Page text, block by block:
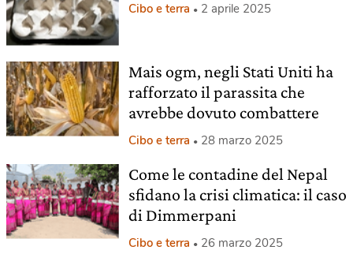
Cibo e terra 2 aprile 2025
Mais ogm, negli Stati Uniti ha
rafforzato il parassita che
avrebbe dovuto combattere
Cibo e terra 28 marzo 2025
Come le contadine del Nepal
sfidano la crisi climatica: il caso
di Dimmerpani
Cibo e terra 26 marzo 2025